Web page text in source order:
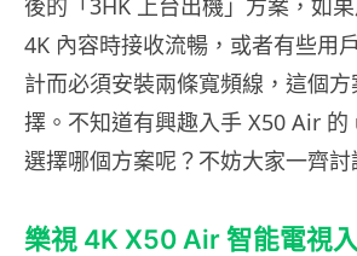
4K 內容時接收流暢，或者有些用
計而必須安裝兩條寬頻線，這個
擇。不知道有興趣入手 X50 Air
選擇哪個方案呢？不妨大家一齊討
樂視 4K X50 Air 智能電視